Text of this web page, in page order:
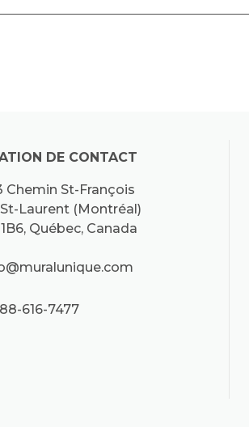
DE CONTACT
Chemin St-François
Laurent (Montréal)
Québec, Canada
616-7477